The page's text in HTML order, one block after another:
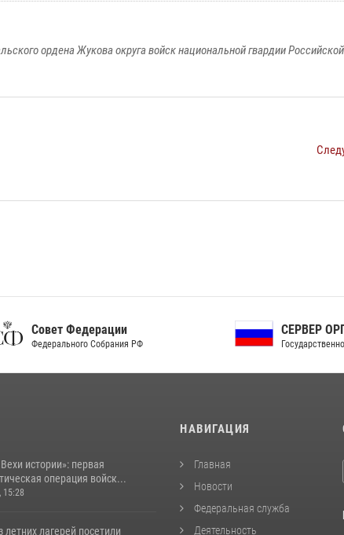
ордена Жукова округа войск национальной гвардии
Федерации
Собрания РФ
СЕРВЕР ОРГАНОВ
Государственной власти РФ
истории»: первая
операция войск...
15:28
летних лагерей посетили
НАВИГАЦИЯ
Главная
Новости
Федеральная служба
Деятельность